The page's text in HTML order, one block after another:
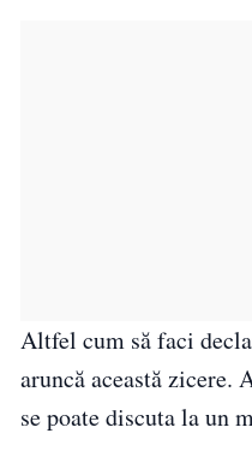
Altfel cum să faci
aruncă această zicere.
se poate discuta la un